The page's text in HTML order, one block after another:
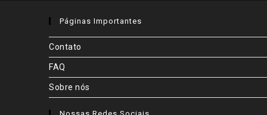
Páginas Importantes
Contato
FAQ
Sobre nós